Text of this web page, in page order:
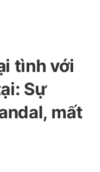
tình với
Sự
mất